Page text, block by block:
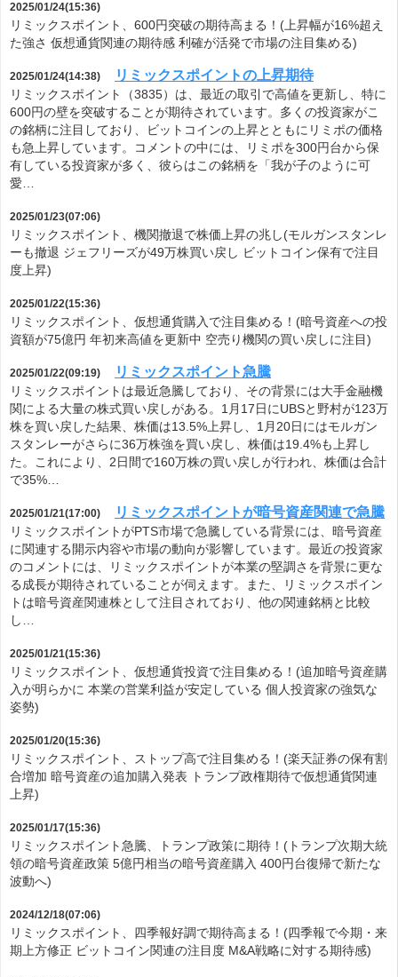
2025/01/24(15:36)
リミックスポイント、600円突破の期待高まる！(上昇幅が16%超え
た強さ 仮想通貨関連の期待感 利確が活発で市場の注目集める)
2025/01/24(14:38) リミックスポイントの上昇期待
リミックスポイント（3835）は、最近の取引で高値を更新し、特に
600円の壁を突破することが期待されています。多くの投資家がこ
の銘柄に注目しており、ビットコインの上昇とともにリミポの価格
も急上昇しています。コメントの中には、リミポを300円台から保
有している投資家が多く、彼らはこの銘柄を「我が子のように可
愛…
2025/01/23(07:06)
リミックスポイント、機関撤退で株価上昇の兆し(モルガンスタンレ
ーも撤退 ジェフリーズが49万株買い戻し ビットコイン保有で注目
度上昇)
2025/01/22(15:36)
リミックスポイント、仮想通貨購入で注目集める！(暗号資産への投
資額が75億円 年初来高値を更新中 空売り機関の買い戻しに注目)
2025/01/22(09:19) リミックスポイント急騰
リミックスポイントは最近急騰しており、その背景には大手金融機
関による大量の株式買い戻しがある。1月17日にUBSと野村が123万
株を買い戻した結果、株価は13.5%上昇し、1月20日にはモルガン
スタンレーがさらに36万株強を買い戻し、株価は19.4%も上昇し
た。これにより、2日間で160万株の買い戻しが行われ、株価は合計
で35%…
2025/01/21(17:00) リミックスポイントが暗号資産関連で急騰
リミックスポイントがPTS市場で急騰している背景には、暗号資産
に関連する開示内容や市場の動向が影響しています。最近の投資家
のコメントには、リミックスポイントが本業の堅調さを背景に更な
る成長が期待されていることが伺えます。また、リミックスポイン
トは暗号資産関連株として注目されており、他の関連銘柄と比較
し…
2025/01/21(15:36)
リミックスポイント、仮想通貨投資で注目集める！(追加暗号資産購
入が明らかに 本業の営業利益が安定している 個人投資家の強気な
姿勢)
2025/01/20(15:36)
リミックスポイント、ストップ高で注目集める！(楽天証券の保有割
合増加 暗号資産の追加購入発表 トランプ政権期待で仮想通貨関連
上昇)
2025/01/17(15:36)
リミックスポイント急騰、トランプ政策に期待！(トランプ次期大統
領の暗号資産政策 5億円相当の暗号資産購入 400円台復帰で新たな
波動へ)
2024/12/18(07:06)
リミックスポイント、四季報好調で期待高まる！(四季報で今期・来
期上方修正 ビットコイン関連の注目度 M&A戦略に対する期待感)